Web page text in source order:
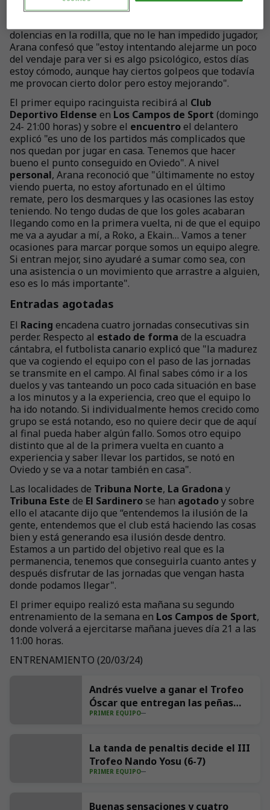
individual tuve tres ocasiones claras, pero ayudé a
dolencias en la rodilla, que no le han impedido jugador,
Arana confesó que "estoy intentando alejarme un poco
del vendaje para ver si es algo psicológico, estos días
estoy cómodo, aunque hay ciertos golpeos que todavía
me provocan cierto dolor pero estoy mejorando".
El primer equipo racinguista recibirá al Club
Deportivo Eldense en Los Campos de Sport (domingo
24- 21:00 horas) y sobre el encuentroel delantero
explicó "es uno de los partidos más complicados que
nos quedan por jugar en casa. Tenemos que hacer
bueno el punto conseguido en Oviedo". A nivel
personal, Arana reconoció que "últimamente no estoy
viendo puerta, no estoy afortunado en el último
remate, pero los desmarques y las ocasiones las estoy
teniendo. No tengo dudas de que los goles acabaran
llegando como en la primera vuelta, ni de que el equipo
me va a ayudar a mí, a Roko, a Ekain… Vamos a tener
ocasiones para marcar porque somos un equipo alegre.
Si entran mejor, sino ayudaré a sumar como sea, con
una asistencia o un movimiento que arrastre a alguien,
eso es lo más importante".
Entradas agotadas
El Racing encadena cuatro jornadas consecutivas sin
perder. Respecto al estado de forma de la escuadra
cántabra, el futbolista canario explicó que "la madurez
que va cogiendo el equipo con el paso de las jornadas
se transmite en el campo. Al final sabes cómo ir a los
duelos y vas tanteando un poco cada situación en base
a los minutos y a la experiencia, creo que el equipo lo
ha ido notando. Si individualmente hemos crecido como
grupo se está notando, eso no quiere decir que de aquí
al final pueda haber algún fallo. Somos otro equipo
distinto que al de la primera vuelta en cuanto a
experiencia y saber llevar los partidos, se notó en
Oviedo y se va a notar también en casa".
Las localidades de Tribuna Norte, La Gradona y
Tribuna Este de El Sardinerose han agotadoy sobre
ello el atacante dijo que “entendemos la ilusión de la
gente, entendemos que el club está haciendo las cosas
bien y está generando esa ilusión desde dentro.
Estamos a un partido del objetivo real que es la
permanencia, tenemos que conseguirla cuanto antes y
después disfrutar de las jornadas que vengan hasta
donde podamos llegar".
El primer equipo realizó esta mañana su segundo
entrenamiento de la semana en Los Campos de Sport,
donde volverá a ejercitarse mañana jueves día 21 a las
11:00 horas.
ENTRENAMIENTO (20/03/24)
Andrés vuelve a ganar el Trofeo
Óscar que entregan las peñas
Aúpa Racing y El Cachopo
PRIMER EQUIPO
La tanda de penaltis decide el III
Trofeo Nando Yosu (6-7)
PRIMER EQUIPO
Buenas sensaciones y cuatro